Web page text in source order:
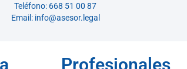
Teléfono: 668 51 00 87
Email: info@asesor.legal
Profesionales